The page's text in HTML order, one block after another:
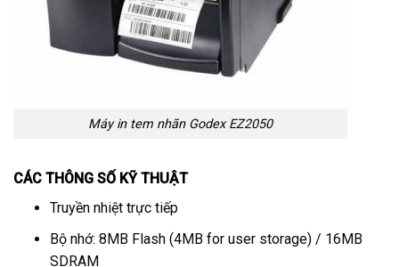
Máy in tem nhãn Godex EZ2050
CÁC THÔNG SỐ KỸ THUẬT
Truyền nhiệt trực tiếp
Bộ nhớ: 8MB Flash (4MB for user storage) / 16MB
SDRAM